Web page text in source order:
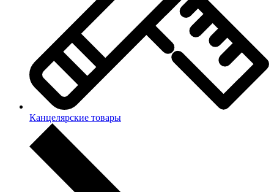
Канцелярские товары